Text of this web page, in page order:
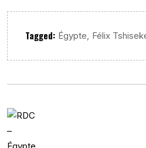
Tagged: Égypte Félix